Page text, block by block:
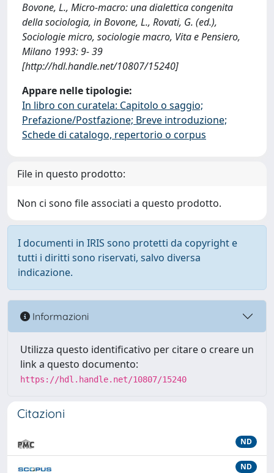
Bovone, L., Micro-macro: una dialettica congenita
della sociologia, in Bovone, L., Rovati, G. (ed.),
Sociologie micro, sociologie macro, Vita e Pensiero,
Milano 1993: 9- 39
[http://hdl.handle.net/10807/15240]
Appare nelle tipologie:
In libro con curatela: Capitolo o saggio;
Prefazione/Postfazione; Breve introduzione;
Schede di catalogo, repertorio o corpus
File in questo prodotto:
Non ci sono file associati a questo prodotto.
I documenti in IRIS sono protetti da copyright e
tutti i diritti sono riservati, salvo diversa
indicazione.
Informazioni
Utilizza questo identificativo per citare o creare un
link a questo documento:
https://hdl.handle.net/10807/15240
Citazioni
ND
ND